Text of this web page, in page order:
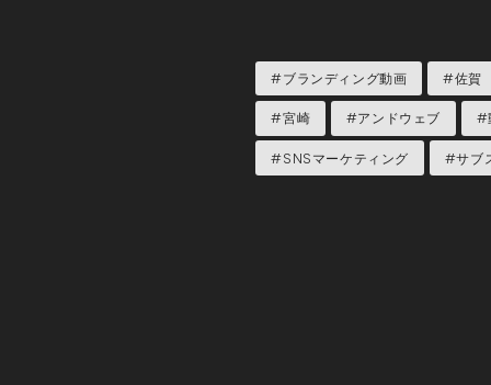
#ブランディング動画 #佐賀
#宮崎 #アンドウェブ #
#SNSマーケティング #サブ